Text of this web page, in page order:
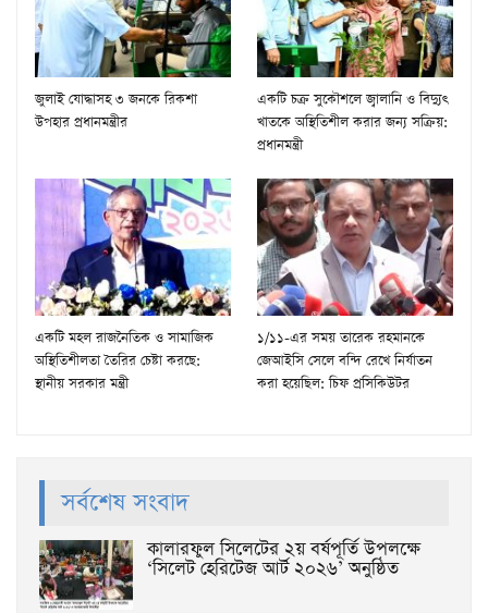
জুলাই যোদ্ধাসহ ৩ জনকে রিকশা
উপহার প্রধানমন্ত্রীর
একটি চক্র সুকৌশলে জ্বালানি ও বিদ্যুৎ
খাতকে অস্থিতিশীল করার জন্য সক্রিয়:
প্রধানমন্ত্রী
একটি মহল রাজনৈতিক ও সামাজিক
অস্থিতিশীলতা তৈরির চেষ্টা করছে:
স্থানীয় সরকার মন্ত্রী
১/১১-এর সময় তারেক রহমানকে
জেআইসি সেলে বন্দি রেখে নির্যাতন
করা হয়েছিল: চিফ প্রসিকিউটর
সর্বশেষ সংবাদ
কালারফুল সিলেটের ২য় বর্ষপূর্তি উপলক্ষে
‘সিলেট হেরিটেজ আর্ট ২০২৬’ অনুষ্ঠিত